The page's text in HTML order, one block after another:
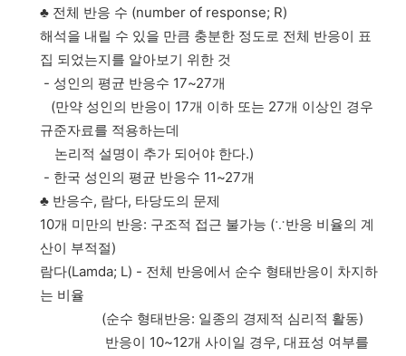
♣ 전체 반응 수 (number of response; R)
해석을 내릴 수 있을 만큼 충분한 정도로 전체 반응이 표
집 되었는지를 알아보기 위한 것
- 성인의 평균 반응수 17~27개
(만약 성인의 반응이 17개 이하 또는 27개 이상인 경우
규준자료를 적용하는데
논리적 설명이 추가 되어야 한다.)
- 한국 성인의 평균 반응수 11~27개
♣ 반응수, 람다, 타당도의 문제
10개 미만의 반응: 구조적 접근 불가능 (∵반응 비율의 계
산이 부적절)
람다(Lamda; L) - 전체 반응에서 순수 형태반응이 차지하
는 비율
(순수 형태반응: 일종의 경제적 심리적 활동)
반응이 10~12개 사이일 경우, 대표성 여부를